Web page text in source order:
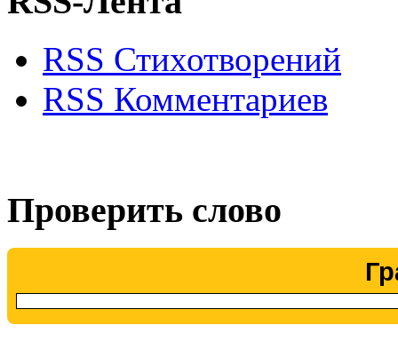
RSS Стихотворений
RSS Комментариев
Проверить слово